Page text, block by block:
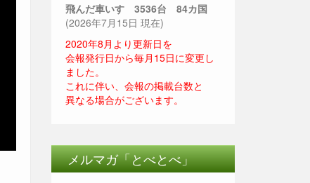
飛んだ車いす 3536台 84カ国
(2026年7月15日 現在)
2020年8月より更新日を
会報発行日から毎月15日に変更し
ました。
これに伴い、会報の掲載台数と
異なる場合がございます。
メルマガ「とべとべ」